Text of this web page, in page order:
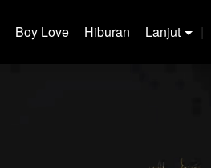
Boy Love Hiburan Lanjut |